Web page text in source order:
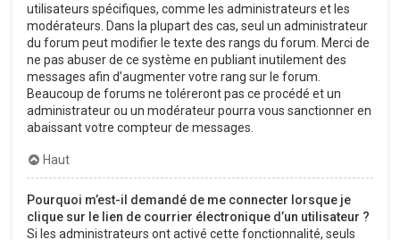
utilisateurs spécifiques, comme les administrateurs et les
modérateurs. Dans la plupart des cas, seul un administrateur
du forum peut modifier le texte des rangs du forum. Merci de
ne pas abuser de ce système en publiant inutilement des
messages afin d’augmenter votre rang sur le forum.
Beaucoup de forums ne toléreront pas ce procédé et un
administrateur ou un modérateur pourra vous sanctionner en
abaissant votre compteur de messages.
Haut
Pourquoi m’est-il demandé de me connecter lorsque je
clique sur le lien de courrier électronique d’un utilisateur ?
Si les administrateurs ont activé cette fonctionnalité, seuls